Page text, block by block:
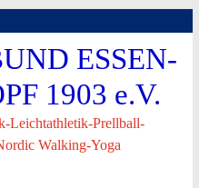
ESSEN-
1903 e.V.
Leichtathletik-Prellball-
Walking-Yoga